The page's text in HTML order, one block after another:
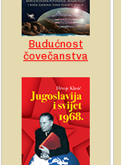
Budućnost
čovečanstva